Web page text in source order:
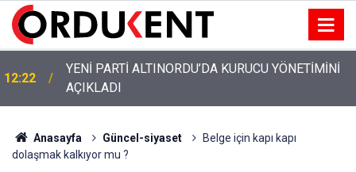
12:22
YENİ PARTİ ALTINORDU’DA KURUCU YÖNETİMİNİ
AÇIKLADI
Anasayfa Güncel-siyaset
Belge için kapı kapı
dolaşmak kalkıyor mu ?